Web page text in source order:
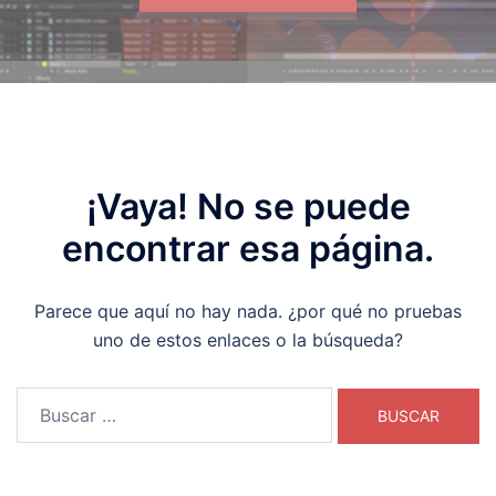
¡Vaya! No se puede
encontrar esa página.
Parece que aquí no hay nada. ¿por qué no pruebas
uno de estos enlaces o la búsqueda?